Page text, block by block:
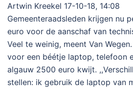
Artwin Kreekel 17-10-18, 14:08
Gemeenteraadsleden krijgen nu
euro voor de aanschaf van
Veel te weinig, meent Van
voor een béétje laptop, telefoon
algauw 2500 euro kwijt.
stellen: ik gebruik de laptop van